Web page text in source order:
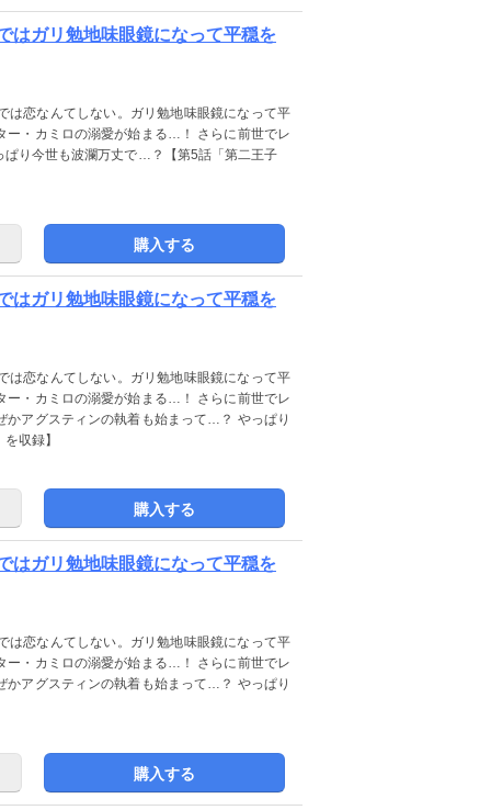
はガリ勉地味眼鏡になって平穏を
は恋なんてしない。ガリ勉地味眼鏡になって平
ー・カミロの溺愛が始まる…！ さらに前世でレ
ぱり今世も波瀾万丈で…？【第5話「第二王子
購入する
はガリ勉地味眼鏡になって平穏を
は恋なんてしない。ガリ勉地味眼鏡になって平
ー・カミロの溺愛が始まる…！ さらに前世でレ
かアグスティンの執着も始まって…？ やっぱり
収録】
購入する
はガリ勉地味眼鏡になって平穏を
は恋なんてしない。ガリ勉地味眼鏡になって平
ー・カミロの溺愛が始まる…！ さらに前世でレ
かアグスティンの執着も始まって…？ やっぱり
購入する